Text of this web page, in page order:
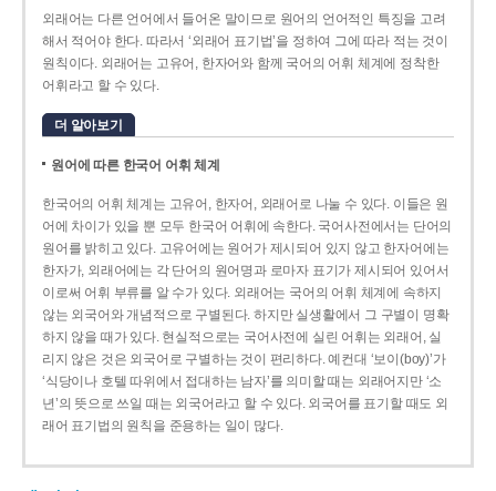
외래어는 다른 언어에서 들어온 말이므로 원어의 언어적인 특징을 고려
해서 적어야 한다. 따라서 ‘외래어 표기법’을 정하여 그에 따라 적는 것이
원칙이다. 외래어는 고유어, 한자어와 함께 국어의 어휘 체계에 정착한
어휘라고 할 수 있다.
더 알아보기
원어에 따른 한국어 어휘 체계
한국어의 어휘 체계는 고유어, 한자어, 외래어로 나눌 수 있다. 이들은 원
어에 차이가 있을 뿐 모두 한국어 어휘에 속한다. 국어사전에서는 단어의
원어를 밝히고 있다. 고유어에는 원어가 제시되어 있지 않고 한자어에는
한자가, 외래어에는 각 단어의 원어명과 로마자 표기가 제시되어 있어서
이로써 어휘 부류를 알 수가 있다. 외래어는 국어의 어휘 체계에 속하지
않는 외국어와 개념적으로 구별된다. 하지만 실생활에서 그 구별이 명확
하지 않을 때가 있다. 현실적으로는 국어사전에 실린 어휘는 외래어, 실
리지 않은 것은 외국어로 구별하는 것이 편리하다. 예컨대 ‘보이(boy)’가
‘식당이나 호텔 따위에서 접대하는 남자’를 의미할 때는 외래어지만 ‘소
년’의 뜻으로 쓰일 때는 외국어라고 할 수 있다. 외국어를 표기할 때도 외
래어 표기법의 원칙을 준용하는 일이 많다.